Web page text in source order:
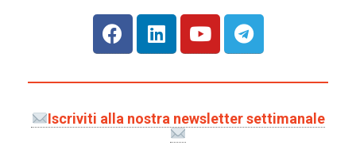
Iscriviti alla nostra newsletter settimanale